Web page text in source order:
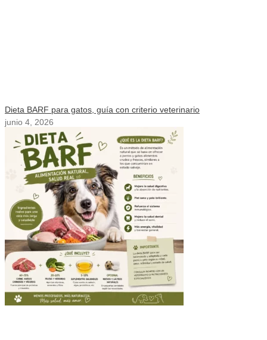
Dieta BARF para gatos, guía con criterio veterinario
junio 4, 2026